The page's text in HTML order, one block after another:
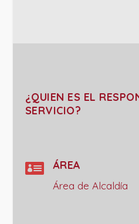
¿QUIEN ES EL
SERVICIO?
 ÁREA
Área de Alcaldía